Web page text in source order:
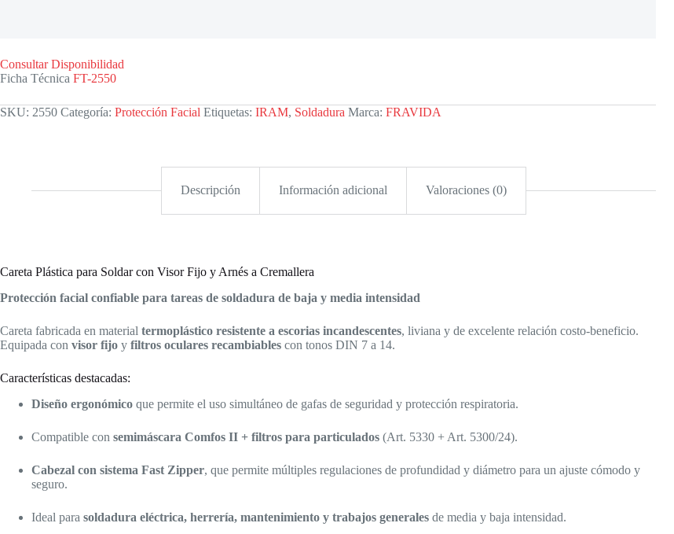
Consultar Disponibilidad
Ficha Técnica FT-2550
SKU: 2550 Categoría: Protección Facial Etiquetas: IRAM, Soldadura Marca: FRAVIDA
Descripción Información adicional Valoraciones (0)
Careta Plástica para Soldar con Visor Fijo y Arnés a Cremallera
Protección facial confiable para tareas de soldadura de baja y media intensidad
Careta fabricada en material termoplástico resistente a escorias incandescentes, liviana y de excelente relación costo-beneficio.
Equipada con visor fijo y filtros oculares recambiables con tonos DIN 7 a 14.
Características destacadas:
Diseño ergonómico que permite el uso simultáneo de gafas de seguridad y protección respiratoria.
Compatible con semimáscara Comfos II + filtros para particulados (Art. 5330 + Art. 5300/24).
Cabezal con sistema Fast Zipper, que permite múltiples regulaciones de profundidad y diámetro para un ajuste cómodo y
seguro.
Ideal para soldadura eléctrica, herrería, mantenimiento y trabajos generales de media y baja intensidad.